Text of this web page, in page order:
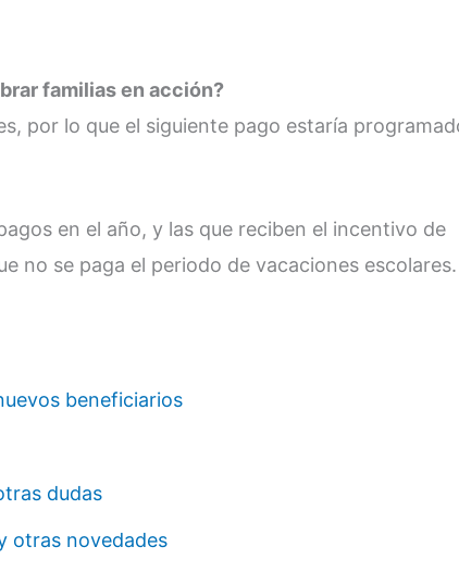
familias en acción?
por lo que el siguiente pago estaría
en el año, y las que reciben el incentivo de
no se paga el periodo de vacaciones escolares.
beneficiarios
dudas
otras novedades